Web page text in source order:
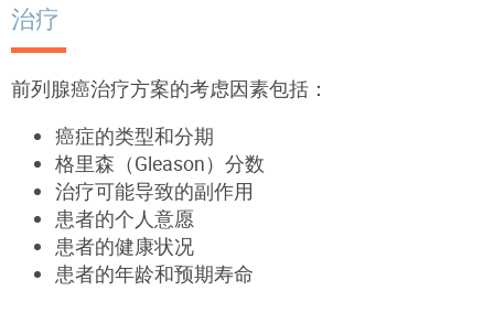
治疗
前列腺癌治疗方案的考虑因素包括：
癌症的类型和分期
格里森（Gleason）分数
治疗可能导致的副作用
患者的个人意愿
患者的健康状况
患者的年龄和预期寿命